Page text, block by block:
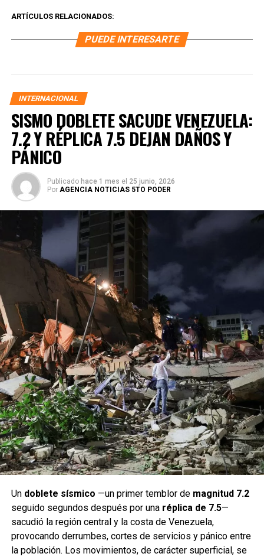
ARTÍCULOS RELACIONADOS:
PUEDE INTERESARTE
INTERNACIONAL
SISMO DOBLETE SACUDE VENEZUELA:
7.2 Y RÉPLICA 7.5 DEJAN DAÑOS Y
PÁNICO
Publicado hace 1 mes el 25 junio, 2026
Por AGENCIA NOTICIAS 5TO PODER
Un doblete sísmico —un primer temblor de magnitud 7.2
seguido segundos después por una réplica de 7.5—
sacudió la región central y la costa de Venezuela,
provocando derrumbes, cortes de servicios y pánico entre
la población. Los movimientos, de carácter superficial, se